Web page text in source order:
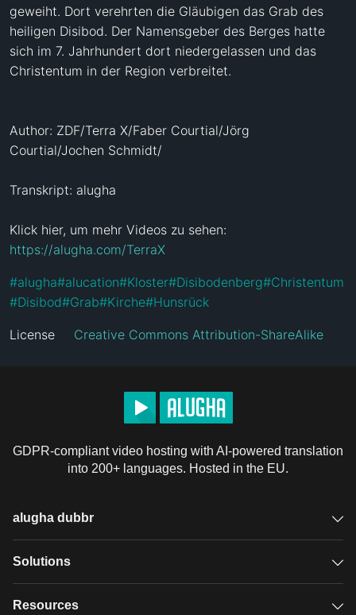
geweiht. Dort verehrten die Gläubigen das Grab des
heiligen Disibod. Der Namensgeber des Berges hatte
sich im 7. Jahrhundert dort niedergelassen und das
Christentum in der Region verbreitet.
Author: ZDF/Terra X/Faber Courtial/Jörg
Courtial/Jochen Schmidt/
Transkript: alugha
https://alugha.com/TerraX
#alugha#alucation#Kloster#Disibodenberg#Christentum
#Disibod#Grab#Kirche#Hunsrück
License Creative Commons Attribution-ShareAlike
GDPR-compliant video hosting with AI-powered translation
into 200+ languages. Hosted in the EU.
alugha dubbr
Overview
Solutions
GDPR video hosting
Resources